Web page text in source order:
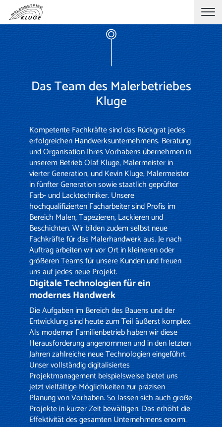
Das Team des Malerbetriebes
Kluge
Kompetente Fachkräfte sind das Rückgrat jedes
erfolgreichen Handwerksunternehmens. Beratung
und Organisation Ihres Vorhabens übernehmen in
unserem Betrieb Olaf Kluge, Malermeister in
vierter Generation, und Kevin Kluge, Malermeister
in fünfter Generation sowie staatlich geprüfter
Farb- und Lacktechniker. Unsere
hochqualifizierten Facharbeiter sind Profis im
Bereich Malen,Tapezieren,Lackierenund
Beschichten. Wir bilden zudem selbst neue
Fachkräfte für das Malerhandwerk aus. Je nach
Auftrag arbeiten wir vor Ort in kleineren oder
größeren Teams für unsere Kunden und freuen
uns auf jedes neue Projekt.
Digitale Technologien für ein
modernes Handwerk
Die Aufgaben im Bereich des Bauens und der
Entwicklung sind heute zum Teil äußerst komplex.
Als moderner Familienbetrieb haben wir diese
Herausforderung angenommen und in den letzten
Jahren zahlreiche neue Technologien eingeführt.
Unser vollständig digitalisiertes
Projektmanagement beispielsweise bietet uns
jetzt vielfältige Möglichkeiten zur präzisen
Planung von Vorhaben. So lassen sich auch große
Projekte in kurzer Zeit bewältigen. Das erhöht die
Effektivität des gesamten Unternehmens enorm.